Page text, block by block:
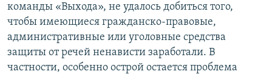
команды «Выхода», не удалось добиться того,
чтобы имеющиеся гражданско-правовые,
административные или уголовные средства
защиты от речей ненависти заработали. В
частности, особенно острой остается проблема